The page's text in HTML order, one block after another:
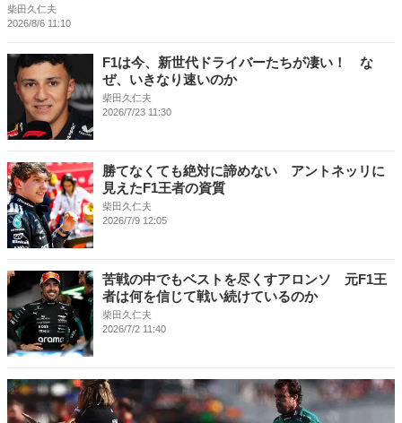
柴田久仁夫
2026/8/6 11:10
F1は今、新世代ドライバーたちが凄い！ な
ぜ、いきなり速いのか
柴田久仁夫
2026/7/23 11:30
勝てなくても絶対に諦めない アントネッリに
見えたF1王者の資質
柴田久仁夫
2026/7/9 12:05
苦戦の中でもベストを尽くすアロンソ 元F1王
者は何を信じて戦い続けているのか
柴田久仁夫
2026/7/2 11:40